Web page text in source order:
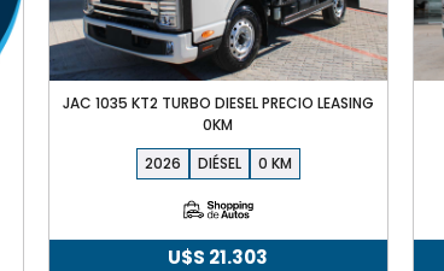
JAC 1035 KT2 TURBO DIESEL PRECIO LEASING
0KM
2026
DIÉSEL 0
U$S 21.303